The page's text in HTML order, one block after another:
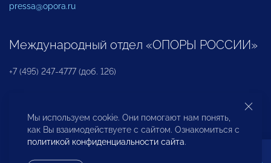
pressa@opora.ru
Международный отдел «ОПОРЫ РОССИИ»
+7 (495) 247-4777 (доб. 126)
Бюро по защите прав предпринимателей и
инвесторов
Мы используем cookie. Они помогают нам понять,
как Вы взаимодействуете с сайтом. Ознакомиться с
политикой конфиденциальности сайта.